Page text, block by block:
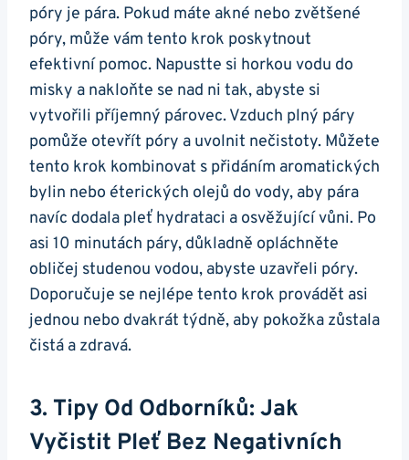
póry​ je pára. Pokud máte akné nebo zvětšené
póry, může vám tento krok poskytnout
efektivní pomoc. Napustte si ⁢horkou ​vodu do
misky a ⁤nakloňte ​se nad ni tak,⁤ abyste si
vytvořili příjemný párovec. ​Vzduch plný páry
pomůže otevřít póry a uvolnit ⁣nečistoty. Můžete
tento krok kombinovat s přidáním aromatických
bylin​ nebo⁢ éterických olejů do‌ vody, aby‍ pára
navíc dodala pleť ‌hydrataci a osvěžující vůni.⁢ Po
asi ‌10 minutách páry, důkladně opláchněte
obličej studenou vodou,⁣ abyste​ uzavřeli póry.
Doporučuje se nejlépe tento krok provádět asi
jednou nebo dvakrát ⁣týdně, aby pokožka zůstala
čistá a zdravá.
3. ‍Tipy Od Odborníků:​ Jak
Vyčistit Pleť Bez Negativních